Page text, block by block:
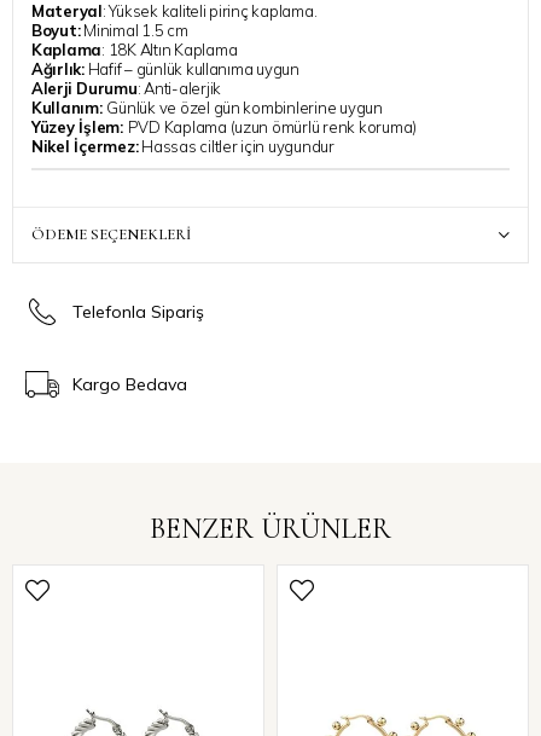
Materyal: Yüksek kaliteli pirinç kaplama.
Boyut:Minimal 1.5 cm
Kaplama: 18K Altın Kaplama
Ağırlık:Hafif – günlük kullanıma uygun
Alerji Durumu: Anti-alerjik
Kullanım: Günlük ve özel gün kombinlerine uygun
Yüzey İşlem: PVD Kaplama (uzun ömürlü renk koruma)
Nikel İçermez:Hassas ciltler için uygundur
ÖDEME SEÇENEKLERI
Telefonla Sipariş
Kargo Bedava
BENZER ÜRÜNLER